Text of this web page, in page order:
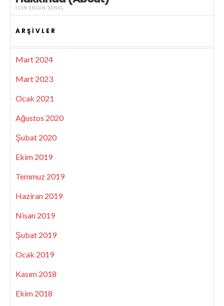
IÇIN ENGIN ŞENEL
ARŞIVLER
Mart 2024
Mart 2023
Ocak 2021
Ağustos 2020
Şubat 2020
Ekim 2019
Temmuz 2019
Haziran 2019
Nisan 2019
Şubat 2019
Ocak 2019
Kasım 2018
Ekim 2018